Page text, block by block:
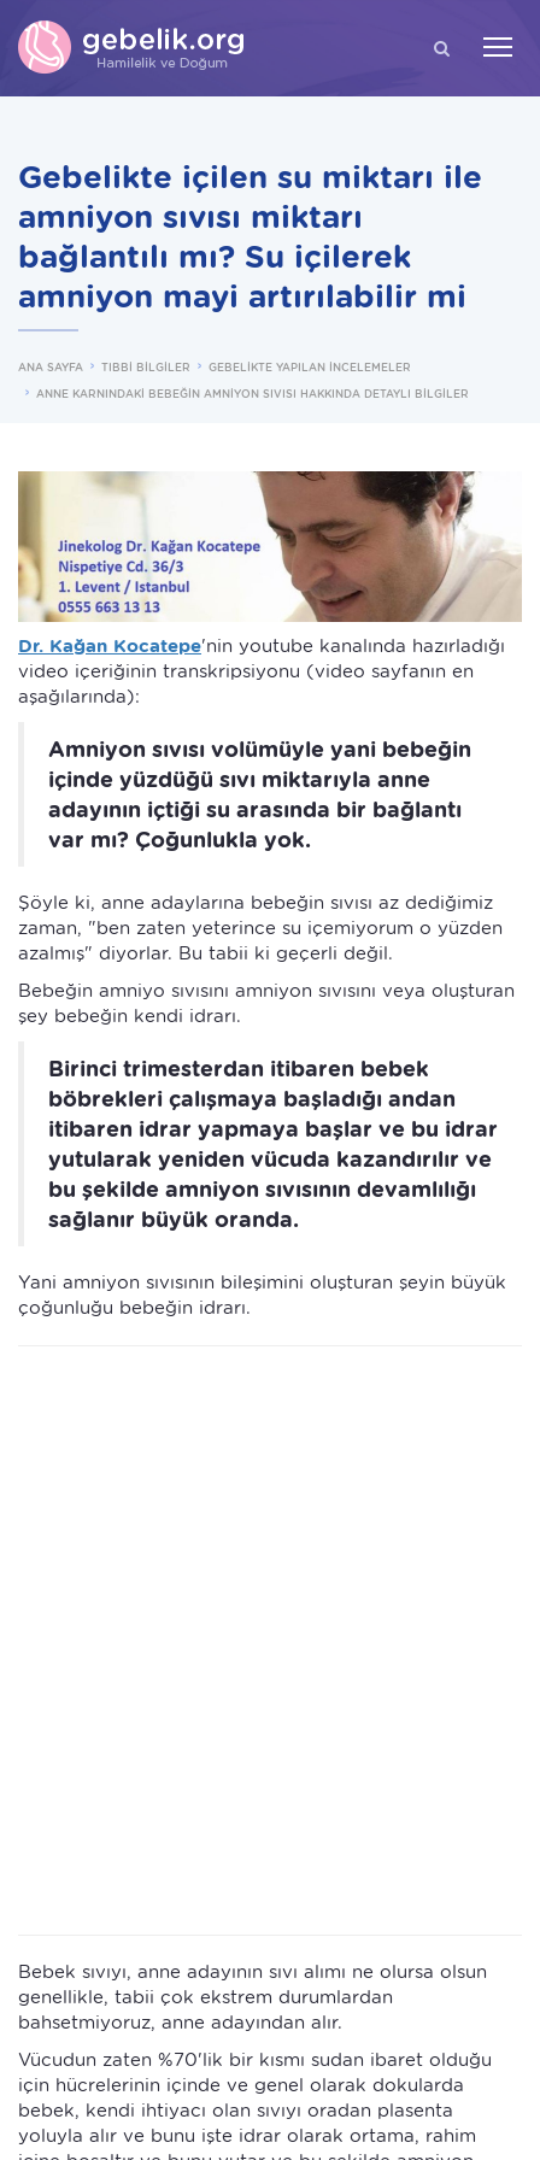
Gebelikte içilen su miktarı ile
amniyon sıvısı miktarı
bağlantılı mı? Su içilerek
amniyon mayi artırılabilir mi
ANA SAYFA TIBBİ BİLGİLER
GEBELİKTE YAPILAN İNCELEMELER
ANNE KARNINDAKİ BEBEĞİN AMNİYON SIVISI HAKKINDA DETAYLI BİLGİLER
Dr. Kağan Kocatepe'nin youtube kanalında hazırladığı
video içeriğinin transkripsiyonu (video sayfanın en
aşağılarında):
Amniyon sıvısı volümüyle yani bebeğin
içinde yüzdüğü sıvı miktarıyla anne
adayının içtiği su arasında bir bağlantı
var mı? Çoğunlukla yok.
Şöyle ki, anne adaylarına bebeğin sıvısı az dediğimiz
zaman, "ben zaten yeterince su içemiyorum o yüzden
azalmış" diyorlar. Bu tabii ki geçerli değil.
Bebeğin amniyo sıvısını amniyon sıvısını veya oluşturan
şey bebeğin kendi idrarı.
Birinci trimesterdan itibaren bebek
böbrekleri çalışmaya başladığı andan
itibaren idrar yapmaya başlar ve bu idrar
yutularak yeniden vücuda kazandırılır ve
bu şekilde amniyon sıvısının devamlılığı
sağlanır büyük oranda.
Yani amniyon sıvısının bileşimini oluşturan şeyin büyük
çoğunluğu bebeğin idrarı.
Bebek sıvıyı, anne adayının sıvı alımı ne olursa olsun
genellikle, tabii çok ekstrem durumlardan
bahsetmiyoruz, anne adayından alır.
Vücudun zaten %70'lik bir kısmı sudan ibaret olduğu
için hücrelerinin içinde ve genel olarak dokularda
bebek, kendi ihtiyacı olan sıvıyı oradan plasenta
yoluyla alır ve bunu işte idrar olarak ortama, rahim